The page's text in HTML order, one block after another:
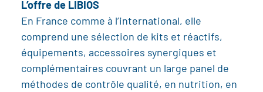
L’offre de LIBIOS
En France comme à l’international, elle
comprend une sélection de kits et réactifs,
équipements, accessoires synergiques et
complémentaires couvrant un large panel de
méthodes de contrôle qualité, en nutrition, en